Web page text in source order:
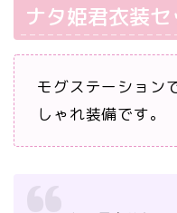
ナタ姫君衣装
モグステーション
しゃれ装備です。